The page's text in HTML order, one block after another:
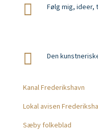
 Følg mig, ideer,
 Den
Kanal Frederikshavn
Lokal avisen
Sæby folkeblad